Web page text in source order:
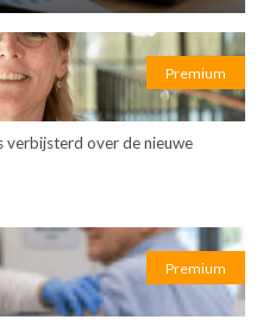
Premium
verbijsterd over de nieuwe
Premium